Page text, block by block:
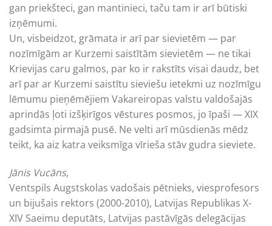
gan priekšteci, gan mantinieci, taču tam ir arī būtiski
izņēmumi.
Un, visbeidzot, grāmata ir arī par sievietēm — par
nozīmīgām ar Kurzemi saistītām sievietēm — ne tikai
Krievijas caru galmos, par ko ir rakstīts visai daudz, bet
arī par ar Kurzemi saistītu sieviešu ietekmi uz nozīmīgu
lēmumu pieņēmējiem Vakareiropas valstu valdošajās
aprindās ļoti izšķirīgos vēstures posmos, jo īpaši — XIX
gadsimta pirmajā pusē. Ne velti arī mūsdienās mēdz
teikt, ka aiz katra veiksmīga vīrieša stāv gudra sieviete.
Jānis Vucāns,
Ventspils Augstskolas vadošais pētnieks, viesprofesors
un bijušais rektors (2000-2010), Latvijas Republikas X-
XIV Saeimu deputāts, Latvijas pastāvīgās delegācijas